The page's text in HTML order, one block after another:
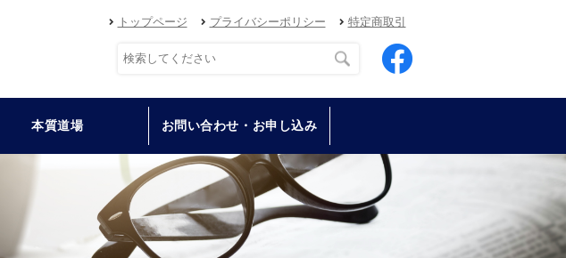
トップページ プライバシーポリシー 特定商取引
本質道場 お問い合わせ・お申し込み